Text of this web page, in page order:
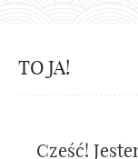
TO JA!
Cześć!